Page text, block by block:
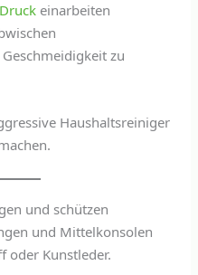
Druck einarbeiten
zu
Haushaltsreiniger
und schützen
und Mittelkonsolen
oder Kunstleder.